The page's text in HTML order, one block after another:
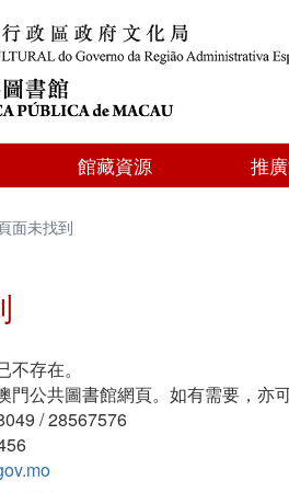
館藏資源 推
面未找到
存在。
門公共圖書館網頁。如有需要，亦
/ 28567576